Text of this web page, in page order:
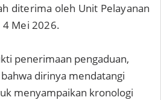
diterima oleh Unit Pelayanan
4 Mei 2026.
penerimaan pengaduan,
dirinya mendatangi
menyampaikan kronologi